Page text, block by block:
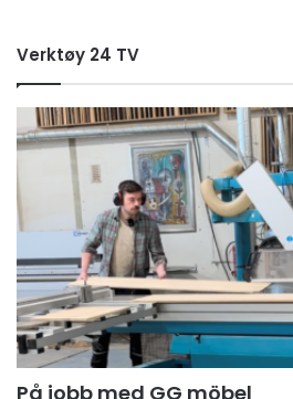
Verktøy 24 TV
På jobb med GG möbel